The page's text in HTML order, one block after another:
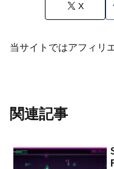
X
当サイトではアフィリ
関連記事